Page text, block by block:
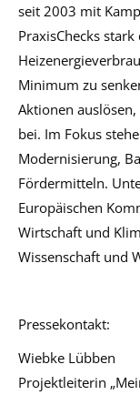
seit 2003 mit
PraxisChecks
Minimum zu
Aktionen
bei. Im Fokus
Modernisierung,
Fördermitteln.
Europäischen
Wirtschaft und
Wissenschaft und
Pressekontakt:
Wiebke Lübben
Projektleiterin